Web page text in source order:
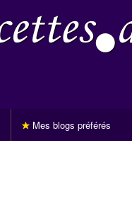
Mes blogs préférés